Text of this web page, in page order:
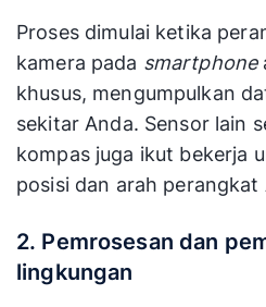
Proses dimulai ketika
kamera pada smartphone
khusus, mengumpulkan
sekitar Anda. Sensor lain
kompas juga ikut bekerja
posisi dan arah perangkat
2. Pemrosesan dan
lingkungan